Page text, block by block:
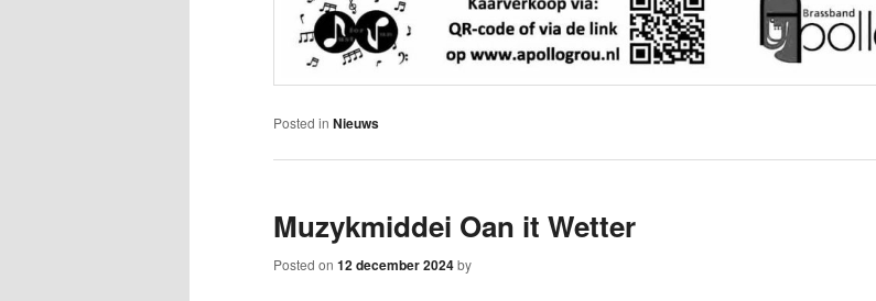
Posted in Nieuws
Muzykmiddei Oan it Wetter
Posted on 12 december 2024by